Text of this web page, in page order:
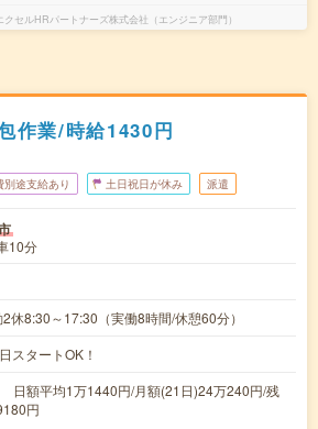
クセルHRパートナーズ株式会社（エンジニア部門）
作業/時給1430円
別途支給あり 土日祝日が休み 派遣
10分
2休8:30～17:30（実働8時間/休憩60分）
スタートOK！
日額平均1万1440円/月額(21日)24万240円/残
円